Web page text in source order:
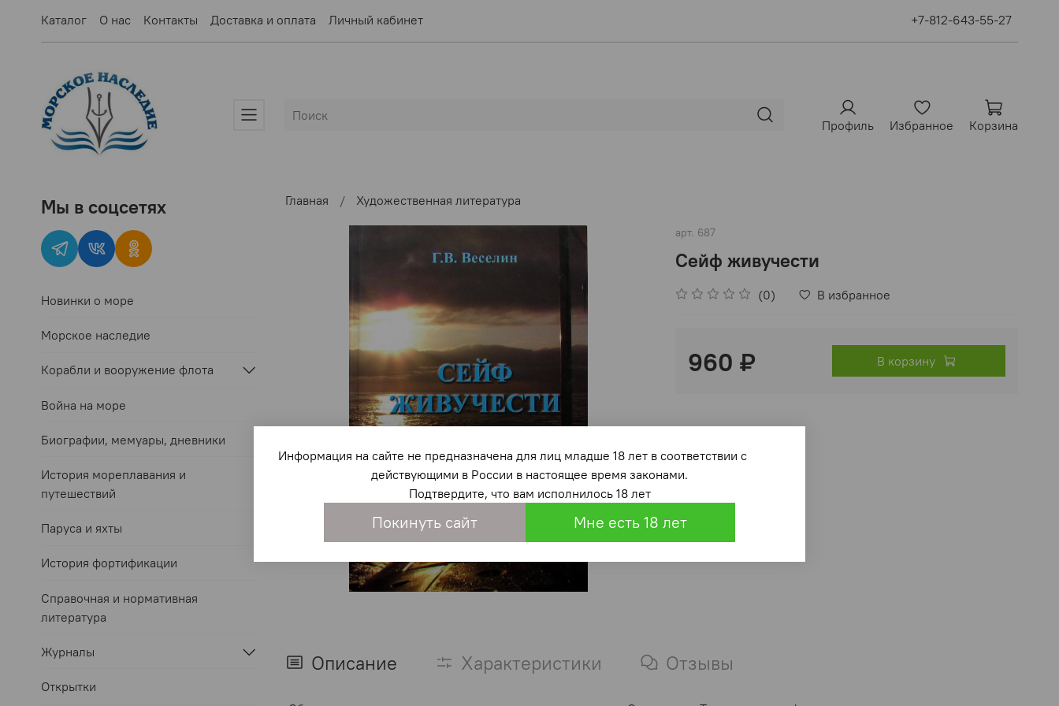
Каталог О нас Контакты Доставка и оплата Личный кабинет +7-812-643-55-27
Профиль Избранное Корзина
Главная Художественная литература
арт. 687
Сейф живучести
(0) В избранное
960 ₽ В корзину
Описание Характеристики Отзывы
Мы в соцсетях
Новинки о море
Морское наследие
Корабли и вооружение флота
Война на море
Биографии, мемуары, дневники
История мореплавания и
путешествий
Паруса и яхты
История фортификации
Справочная и нормативная
литература
Журналы
Открытки
Информация на сайте не предназначена для лиц младше 18 лет в соответствии с
действующими в России в настоящее время законами.
Подтвердите, что вам исполнилось 18 лет
Покинуть сайт Мне есть 18 лет